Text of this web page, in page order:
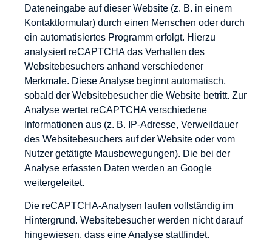
Dateneingabe auf dieser Website (z. B. in einem
Kontaktformular) durch einen Menschen oder durch
ein automatisiertes Programm erfolgt. Hierzu
analysiert reCAPTCHA das Verhalten des
Websitebesuchers anhand verschiedener
Merkmale. Diese Analyse beginnt automatisch,
sobald der Websitebesucher die Website betritt. Zur
Analyse wertet reCAPTCHA verschiedene
Informationen aus (z. B. IP-Adresse, Verweildauer
des Websitebesuchers auf der Website oder vom
Nutzer getätigte Mausbewegungen). Die bei der
Analyse erfassten Daten werden an Google
weitergeleitet.
Die reCAPTCHA-Analysen laufen vollständig im
Hintergrund. Websitebesucher werden nicht darauf
hingewiesen, dass eine Analyse stattfindet.